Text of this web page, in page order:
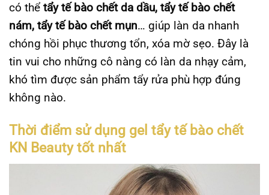
có thể tẩy tế bào chết da dầu, tẩy tế bào chết
nám, tẩy tế bào chết mụn… giúp làn da nhanh
chóng hồi phục thương tổn, xóa mờ sẹo. Đây là
tin vui cho những cô nàng có làn da nhạy cảm,
khó tìm được sản phẩm tẩy rửa phù hợp đúng
không nào.
Thời điểm sử dụng gel tẩy tế bào chết
KN Beauty tốt nhất